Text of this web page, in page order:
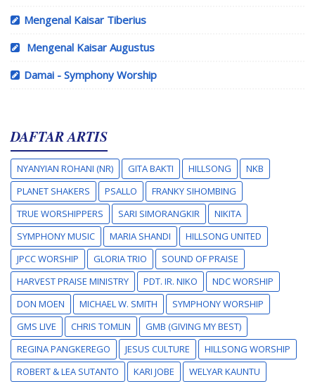
Mengenal Kaisar Tiberius
Mengenal Kaisar Augustus
Damai - Symphony Worship
DAFTAR ARTIS
NYANYIAN ROHANI (NR) GITA BAKTI HILLSONG
NKB
PLANET SHAKERS
PSALLO
FRANKY SIHOMBING
TRUE WORSHIPPERS
SARI SIMORANGKIR
NIKITA
SYMPHONY MUSIC
MARIA SHANDI
HILLSONG UNITED
JPCC WORSHIP
GLORIA TRIO
SOUND OF PRAISE
HARVEST PRAISE MINISTRY
PDT. IR. NIKO
NDC WORSHIP
DON MOEN
MICHAEL W. SMITH
SYMPHONY WORSHIP
GMS LIVE
CHRIS TOMLIN
GMB (GIVING MY BEST)
REGINA PANGKEREGO
JESUS CULTURE
HILLSONG WORSHIP
ROBERT & LEA SUTANTO
KARI JOBE
WELYAR KAUNTU